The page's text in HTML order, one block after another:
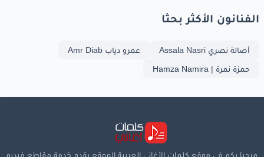
الفنانون الأكثر بحثا
أصالة نصري Assala Nasri
عمرو دياب Amr Diab
حمزة نمرة | Hamza Namira
مرحبا بكم في موقع كلمات الأغاني العربية الموقع يقدم خدمة مقاطع فيديو